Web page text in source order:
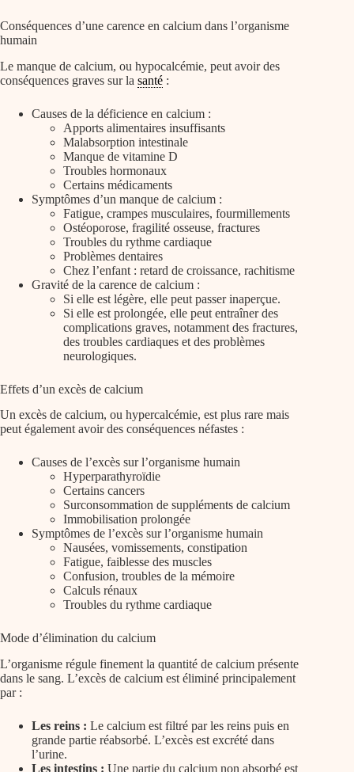
Conséquences d’une carence en calcium dans l’organisme
humain
Le manque de calcium, ou hypocalcémie, peut avoir des
conséquences graves sur la santé :
Causes de la déficience en calcium :
Apports alimentaires insuffisants
Malabsorption intestinale
Manque de vitamine D
Troubles hormonaux
Certains médicaments
Symptômes d’un manque de calcium :
Fatigue, crampes musculaires, fourmillements
Ostéoporose, fragilité osseuse, fractures
Troubles du rythme cardiaque
Problèmes dentaires
Chez l’enfant : retard de croissance, rachitisme
Gravité de la carence de calcium :
Si elle est légère, elle peut passer inaperçue.
Si elle est prolongée, elle peut entraîner des
complications graves, notamment des fractures,
des troubles cardiaques et des problèmes
neurologiques.
Effets d’un excès de calcium
Un excès de calcium, ou hypercalcémie, est plus rare mais
peut également avoir des conséquences néfastes :
Causes de l’excès sur l’organisme humain
Hyperparathyroïdie
Certains cancers
Surconsommation de suppléments de calcium
Immobilisation prolongée
Symptômes de l’excès sur l’organisme humain
Nausées, vomissements, constipation
Fatigue, faiblesse des muscles
Confusion, troubles de la mémoire
Calculs rénaux
Troubles du rythme cardiaque
Mode d’élimination du calcium
L’organisme régule finement la quantité de calcium présente
dans le sang. L’excès de calcium est éliminé principalement
par :
Les reins : Le calcium est filtré par les reins puis en
grande partie réabsorbé. L’excès est excrété dans
l’urine.
Les intestins : Une partie du calcium non absorbé est